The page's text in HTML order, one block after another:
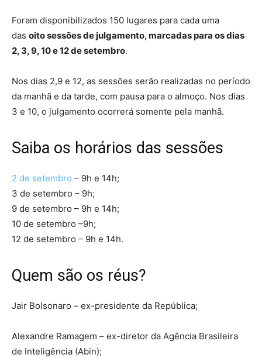
Foram disponibilizados 150 lugares para cada uma
das oito sessões de julgamento, marcadas para os dias
2, 3, 9, 10 e 12 de setembro.
Nos dias 2,9 e 12, as sessões serão realizadas no período
da manhã e da tarde, com pausa para o almoço. Nos dias
3 e 10, o julgamento ocorrerá somente pela manhã.
Saiba os horários das sessões
2 de setembro – 9h e 14h;
3 de setembro – 9h;
9 de setembro – 9h e 14h;
10 de setembro –9h;
12 de setembro – 9h e 14h.
Quem são os réus?
Jair Bolsonaro – ex-presidente da República;
Alexandre Ramagem – ex-diretor da Agência Brasileira
de Inteligência (Abin);